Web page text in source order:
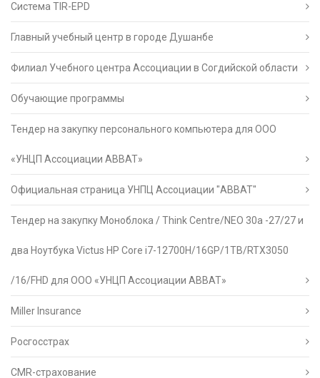
Система TIR-EPD
Главный учебный центр в городе Душанбе
Филиал Учебного центра Ассоциации в Согдийской области
Обучающие программы
Тендер на закупку персонального компьютера для ООО
«УНЦП Ассоциации АВВАТ»
Официальная страница УНПЦ Ассоциации "АВВАТ"
Тендер на закупку Моноблока / Think Centre/NEO 30a -27/27 и
два Ноутбука Victus HP Core i7-12700H/16GP/1TB/RTX3050
/16/FHD для ООО «УНЦП Ассоциации АВВАТ»
Miller Insurance
Росгосстрах
CMR-страхование